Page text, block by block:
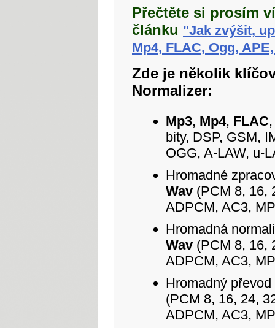
Přečtěte si prosím
článku "Jak zvýšit,
Mp4, FLAC, Ogg,
Zde je několik
Normalizer:
Mp3, Mp4, FLAC
bity, DSP, GSM,
OGG, A-LAW, u-
Hromadné
Wav (PCM 8, 16,
ADPCM, AC3,
Hromadná
Wav (PCM 8, 16,
ADPCM, AC3,
Hromadný převod
(PCM 8, 16, 24,
ADPCM, AC3,